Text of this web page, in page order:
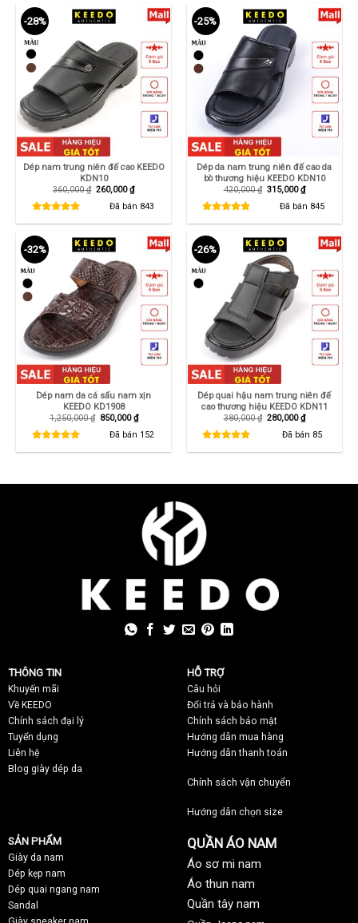
-28%
Dép nam trung niên đế cao KEEDO
KDN10
360,000₫ Giá
260,000₫Giá
hiện
tại
Đã bán 843
-25%
Dép da nam trung niên đế cao da
bò thương hiệu KEEDO KDN10
420,000₫ Giá
315,000₫Giá
hiện
tại
Đã bán 845
-32%
Dép nam da cá sấu nam xịn
KEEDO KD1908
1,250,000₫ Giá
850,000₫Giá
hiện
tại
Đã bán 152
-26%
Dép quai hậu nam trung niên đế
cao thương hiệu KEEDO KDN11
380,000₫ Giá
280,000₫Giá
hiện
tại
Đã bán 85
THÔNG TIN
Khuyến mãi
Về KEEDO
Chính sách đại lý
Tuyển dụng
Liên hệ
Blog giày dép da
HỖ TRỢ
Câu hỏi
Đổi trả và bảo hành
Chính sách bảo mật
Hướng dẫn mua hàng
Hướng dẫn thanh toán
Chính sách vận chuyển
Hướng dẫn chọn size
SẢN PHẨM
Giày da nam
Dép kẹp nam
Dép quai ngang nam
Sandal
QUẦN ÁO NAM
Áo sơ mi nam
Áo thun nam
Quần tây nam